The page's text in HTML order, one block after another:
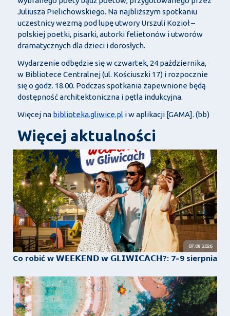
Juliusza Pielichowskiego. Na najbliższym spotkaniu
uczestnicy wezmą pod lupę utwory Urszuli Kozioł –
polskiej poetki, pisarki, autorki felietonów i utworów
dramatycznych dla dzieci i dorosłych.
Wydarzenie odbędzie się w czwartek, 24 października,
w Bibliotece Centralnej (ul. Kościuszki 17) i rozpocznie
się o godz. 18.00. Podczas spotkania zapewnione będą
dostępność architektoniczna i pętla indukcyjna.
Więcej na biblioteka.gliwice.pl i w aplikacji [GAMA]. (bb)
Więcej aktualności
07.08.2026
Co robić w 𝗪𝗘𝗘𝗞𝗘𝗡𝗗 𝘄 𝗚𝗟𝗜𝗪𝗜𝗖𝗔𝗖𝗛?: 7–9 sierpnia